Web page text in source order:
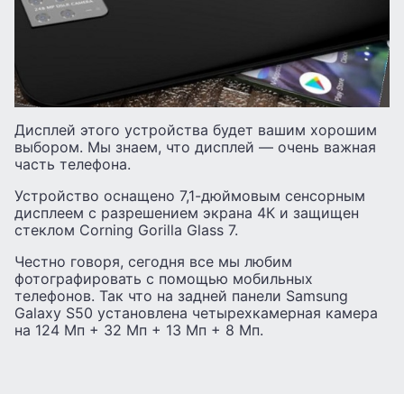
Дисплей этого устройства будет вашим хорошим
выбором. Мы знаем, что дисплей — очень важная
часть телефона.
Устройство оснащено 7,1-дюймовым сенсорным
дисплеем с разрешением экрана 4К и защищен
стеклом Corning Gorilla Glass 7.
Честно говоря, сегодня все мы любим
фотографировать с помощью мобильных
телефонов. Так что на задней панели Samsung
Galaxy S50 установлена ​​четырехкамерная камера
на 124 Мп + 32 Мп + 13 Мп + 8 Мп.